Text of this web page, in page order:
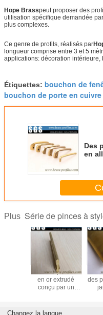
Hope Brasspeut proposer des
utilisation spécifique demandée
plus complexes.
Ce genre de profils, réalisés par
longueur comprise entre 3 et 5
applications: décoration intérieure,
Étiquettes: bouchon de
bouchon de porte en cuivre
Des
en
Plus Série de pinces à
Profiles de
pinceau en laiton
doré durable de
Changez la langue